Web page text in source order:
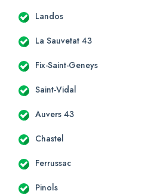
Landos
La Sauvetat 43
Fix-Saint-Geneys
Saint-Vidal
Auvers 43
Chastel
Ferrussac
Pinols